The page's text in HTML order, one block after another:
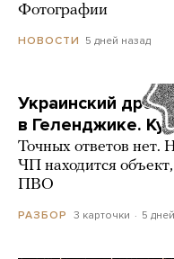
Фотографии
НОВОСТИ 5 дней назад
Украинский дрон
в Геленджике.
Точных ответов нет.
ЧП находится
ПВО
РАЗБОР 3 карточки 5